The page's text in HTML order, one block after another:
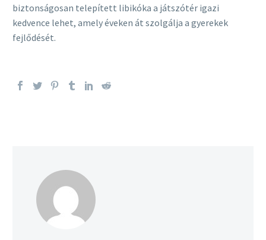
biztonságosan telepített libikóka a játszótér igazi
kedvence lehet, amely éveken át szolgálja a gyerekek
fejlődését.